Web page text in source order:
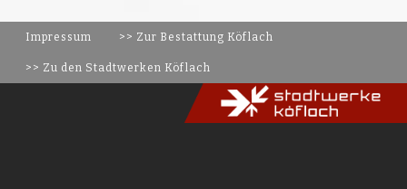
Impressum >> Zur Bestattung Köflach
>> Zu den Stadtwerken Köflach